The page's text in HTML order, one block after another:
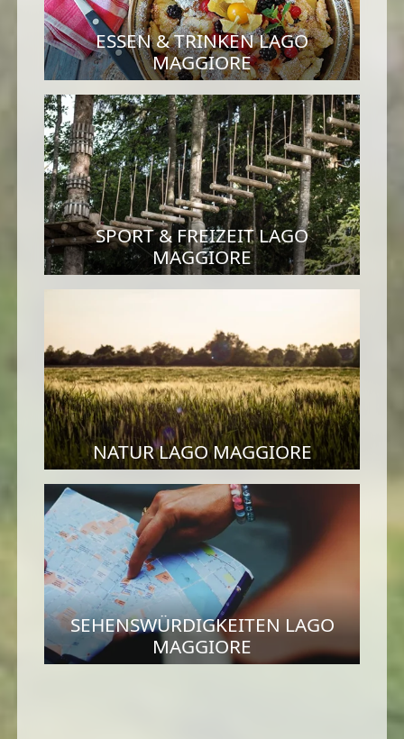
ESSEN & TRINKEN LAGO
MAGGIORE
SPORT & FREIZEIT LAGO
MAGGIORE
NATUR LAGO MAGGIORE
SEHENSWÜRDIGKEITEN LAGO
MAGGIORE